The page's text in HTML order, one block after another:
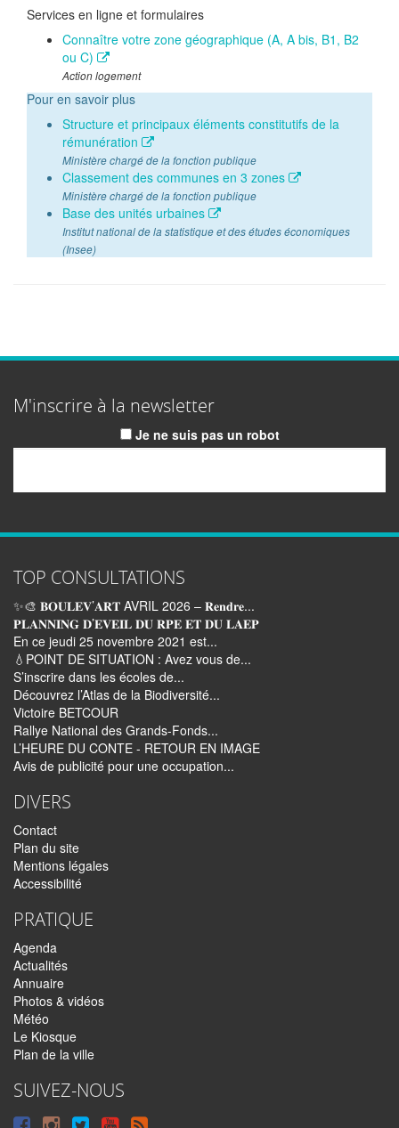
Services en ligne et formulaires
Connaître votre zone géographique (A, A bis, B1, B2
ou C)
Action logement
Pour en savoir plus
Structure et principaux éléments constitutifs de la
rémunération
Ministère chargé de la fonction publique
Classement des communes en 3 zones
Ministère chargé de la fonction publique
Base des unités urbaines
Institut national de la statistique et des études économiques
(Insee)
M'inscrire à la newsletter
Je ne suis pas un robot
TOP CONSULTATIONS
✨🎨 𝐁𝐎𝐔𝐋𝐄𝐕’𝐀𝐑𝐓 AVRIL 2026 – 𝐑𝐞𝐧𝐝𝐫𝐞...
𝐏𝐋𝐀𝐍𝐍𝐈𝐍𝐆 𝐃’𝐄𝐕𝐄𝐈𝐋 𝐃𝐔 𝐑𝐏𝐄 𝐄𝐓 𝐃𝐔 𝐋𝐀𝐄𝐏
En ce jeudi 25 novembre 2021 est...
💧POINT DE SITUATION : Avez vous de...
S’inscrire dans les écoles de...
Découvrez l’Atlas de la Biodiversité...
Victoire BETCOUR
Rallye National des Grands-Fonds...
L’HEURE DU CONTE - RETOUR EN IMAGE
Avis de publicité pour une occupation...
DIVERS
Contact
Plan du site
Mentions légales
Accessibilité
PRATIQUE
Agenda
Actualités
Annuaire
Photos & vidéos
Météo
Le Kiosque
Plan de la ville
SUIVEZ-NOUS